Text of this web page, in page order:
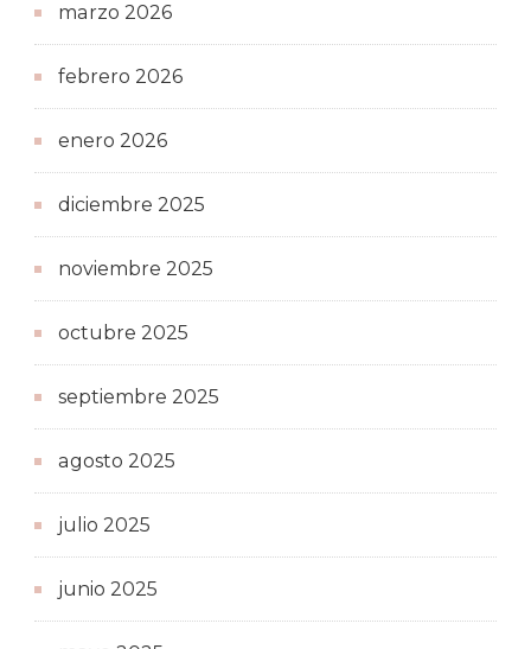
marzo 2026
febrero 2026
enero 2026
diciembre 2025
noviembre 2025
octubre 2025
septiembre 2025
agosto 2025
julio 2025
junio 2025